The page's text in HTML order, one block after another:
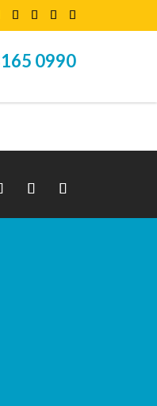
0990